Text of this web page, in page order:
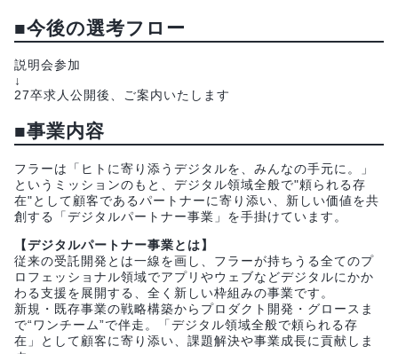
■今後の選考フロー
説明会参加
↓
27卒求人公開後、ご案内いたします
■事業内容
フラーは「ヒトに寄り添うデジタルを、みんなの手元に。」
というミッションのもと、デジタル領域全般で"頼られる存
在"として顧客であるパートナーに寄り添い、新しい価値を共
創する「デジタルパートナー事業」を手掛けています。
【デジタルパートナー事業とは】
従来の受託開発とは一線を画し、フラーが持ちうる全てのプ
ロフェッショナル領域でアプリやウェブなどデジタルにかか
わる支援を展開する、全く新しい枠組みの事業です。
新規・既存事業の戦略構築からプロダクト開発・グロースま
で“ワンチーム”で伴走。「デジタル領域全般で頼られる存
在」として顧客に寄り添い、課題解決や事業成長に貢献しま